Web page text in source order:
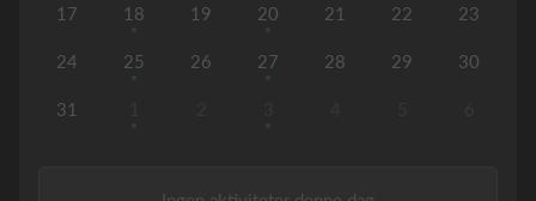
17 18 19 20 21 22 23
24 25 26 27 28 29 30
31